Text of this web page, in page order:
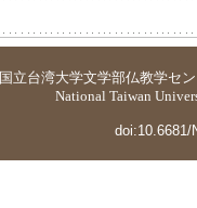
国立台湾大学文学部仏教学セ
National Taiwan
doi:10.6681/